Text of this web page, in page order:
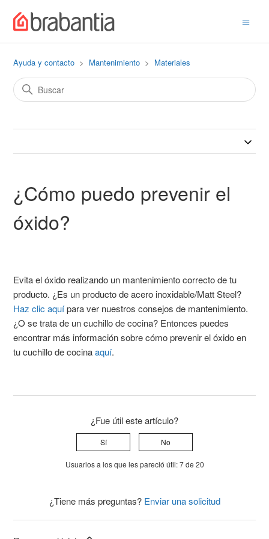
Ayuda y contacto Mantenimiento Materiales
¿Cómo puedo prevenir el
óxido?
Evita el óxido realizando un mantenimiento correcto de tu
producto. ¿Es un producto de acero inoxidable/Matt Steel?
Haz clic aquípara ver nuestros consejos de mantenimiento.
¿O se trata de un cuchillo de cocina? Entonces puedes
encontrar más información sobre cómo prevenir el óxido en
tu cuchillo de cocinaaquí.
¿Fue útil este artículo?
Sí No
Usuarios a los que les pareció útil: 7 de 20
¿Tiene más preguntas? Enviar una solicitud